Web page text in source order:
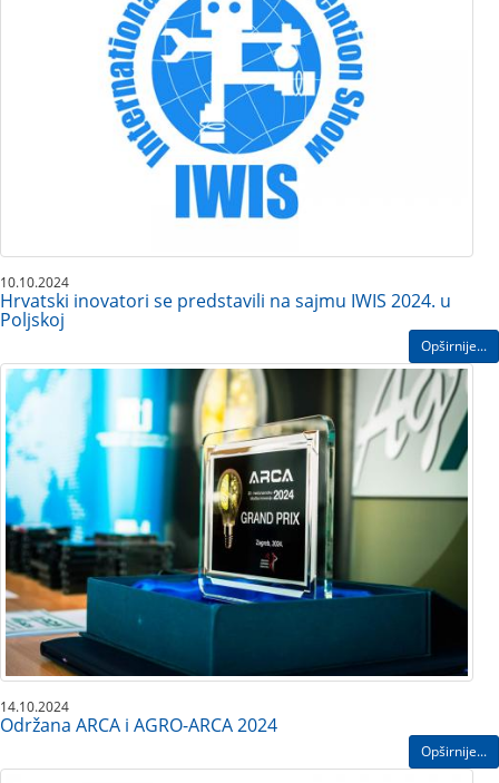
10.10.2024
Hrvatski inovatori se predstavili na sajmu IWIS 2024. u
Poljskoj
Opširnije...
14.10.2024
Održana ARCA i AGRO-ARCA 2024
Opširnije...